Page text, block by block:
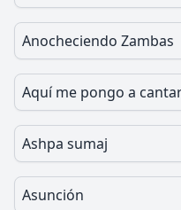
Anocheciendo Zambas
Aquí me pongo a
Ashpa sumaj
Asunción